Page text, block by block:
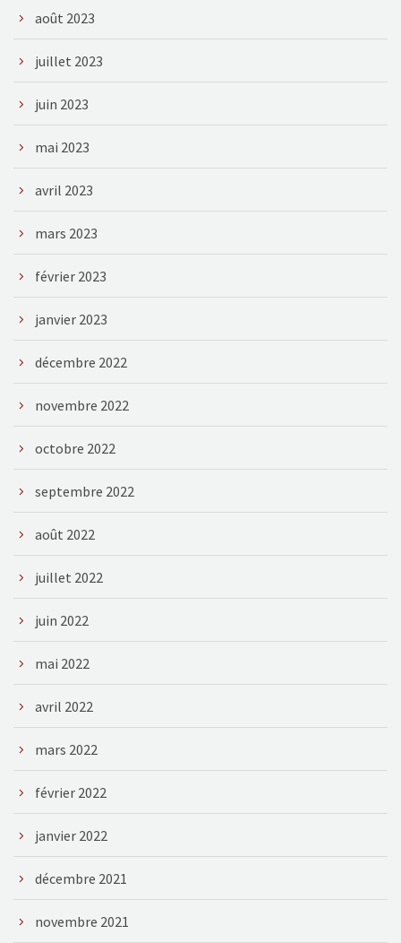
août 2023
juillet 2023
juin 2023
mai 2023
avril 2023
mars 2023
février 2023
janvier 2023
décembre 2022
novembre 2022
octobre 2022
septembre 2022
août 2022
juillet 2022
juin 2022
mai 2022
avril 2022
mars 2022
février 2022
janvier 2022
décembre 2021
novembre 2021